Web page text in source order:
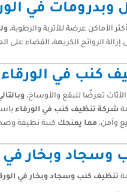
وبدرومات في
الأماكن عرضة للأتربة والرطوبة،
الروائح الكريهة، القضاء على
كنب في الورقاء
تعرضًا للبقع والأوساخ،
شركة تنظيف كنب في الورقاء
وآمن، مما يمنحك كنبة نظيفة
وسجاد وبخار في
تنظيف كنب وسجاد وبخار في